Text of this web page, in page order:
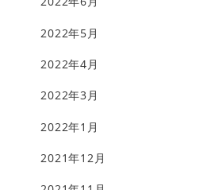
2022年5月
2022年4月
2022年3月
2022年1月
2021年12月